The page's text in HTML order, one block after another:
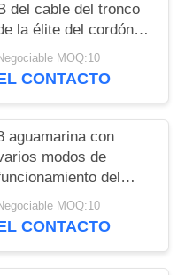
B del cable del tronco
la élite del cordón
remiendo de la fibra
MPO MTP
MOQ:10
CONTACTO
aguamarina con
modos de
del
del remiendo de
base OM3 los 2M
MOQ:10
CONTACTO